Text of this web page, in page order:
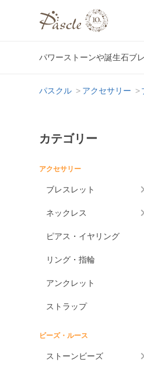
パワーストーンや誕生石ブ
パスクル アクセサリー
カテゴリー
アクセサリー
ブレスレット
ネックレス
ピアス・イヤリング
リング・指輪
アンクレット
ストラップ
ビーズ・ルース
ストーンビーズ